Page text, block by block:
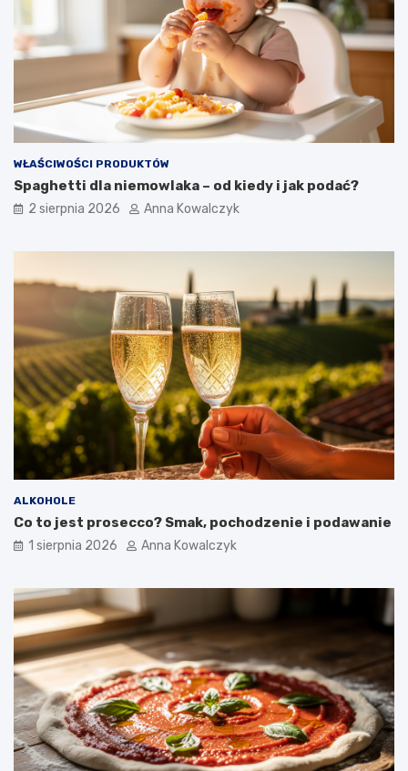
WŁAŚCIWOŚCI PRODUKTÓW
Spaghetti dla niemowlaka – od kiedy i jak podać?
2 sierpnia 2026 Anna Kowalczyk
ALKOHOLE
Co to jest prosecco? Smak, pochodzenie i podawanie
1 sierpnia 2026 Anna Kowalczyk